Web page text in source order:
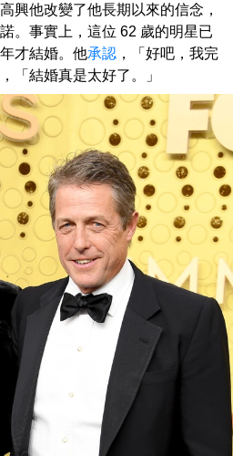
興他改變了他長期以來的信念，
。事實上，這位 62 歲的明星已
才結婚。他承認 ，「好吧，我完
「結婚真是太好了。」